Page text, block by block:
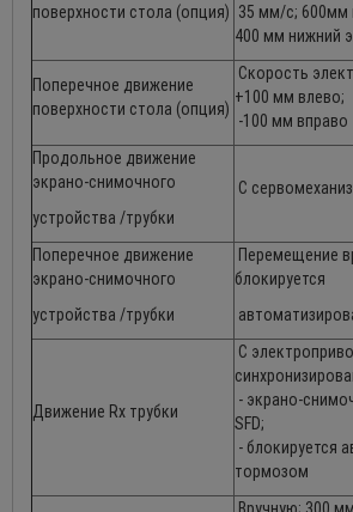
поверхности стола (опция) 35 мм/с; 600мм
400 мм нижний
Поперечное движение
поверхности стола (опция)
Скорость
+100 мм влево;
-100 мм вправо
Продольное движение
экрано-снимочного
устройства /трубки
С
Поперечное движение
экрано-снимочного
устройства /трубки
Перемещение
блокируется
Движение Rx трубки
С
- экрано-
SFD;
- блокируется
тормозом